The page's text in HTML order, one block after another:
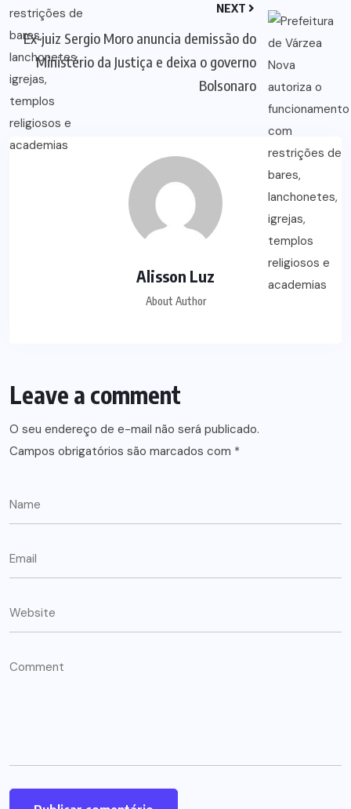
NEXT
Ex-juiz Sergio Moro anuncia demissão do
Ministério da Justiça e deixa o governo
Bolsonaro
Alisson Luz
About Author
Leave a comment
O seu endereço de e-mail não será publicado.
Campos obrigatórios são marcados com *